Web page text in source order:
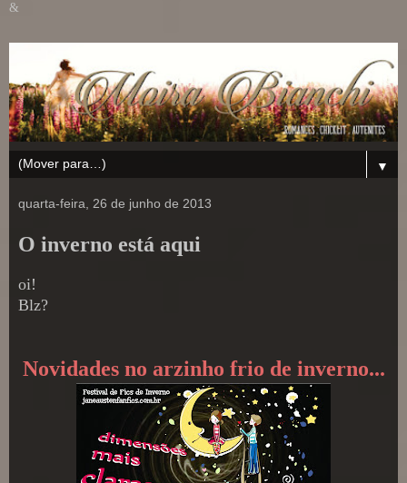
&
▼
quarta-feira, 26 de junho de 2013
O inverno está aqui
oi!
Blz?
Novidades no arzinho frio de inverno...